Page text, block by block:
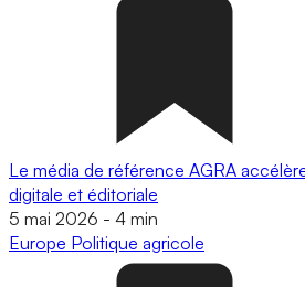
Le média de référence AGRA
digitale et éditoriale
5 mai 2026 - 4 min
Europe Politique agricole